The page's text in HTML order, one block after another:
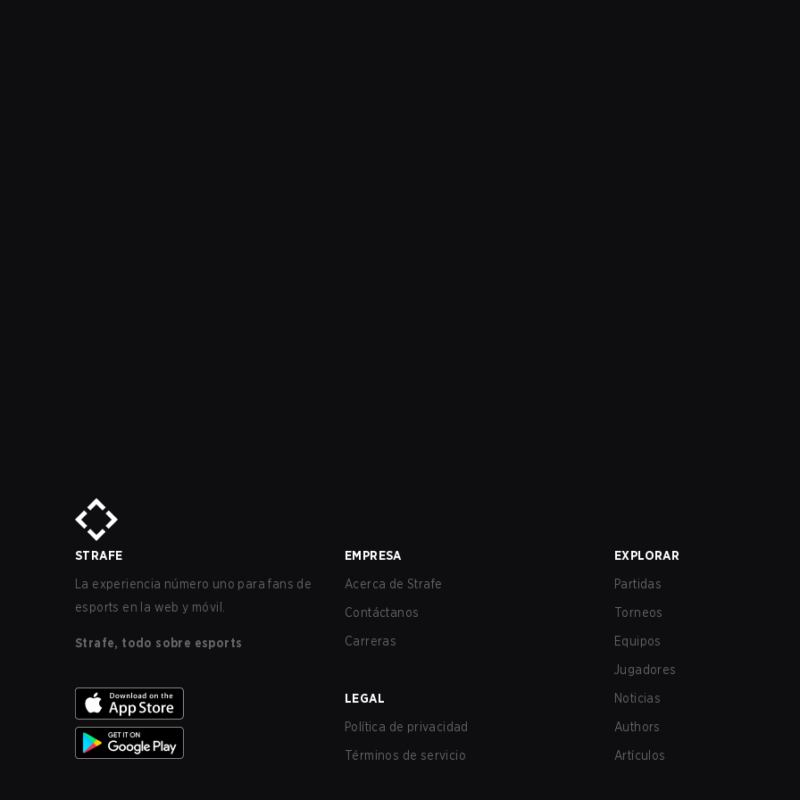
STRAFE
La experiencia número uno para fans de
esports en la web y móvil.
Strafe, todo sobre esports
EMPRESA
Acerca de Strafe
Contáctanos
Carreras
LEGAL
Política de privacidad
Términos de servicio
EXPLORAR
Partidas
Torneos
Equipos
Jugadores
Noticias
Authors
Artículos